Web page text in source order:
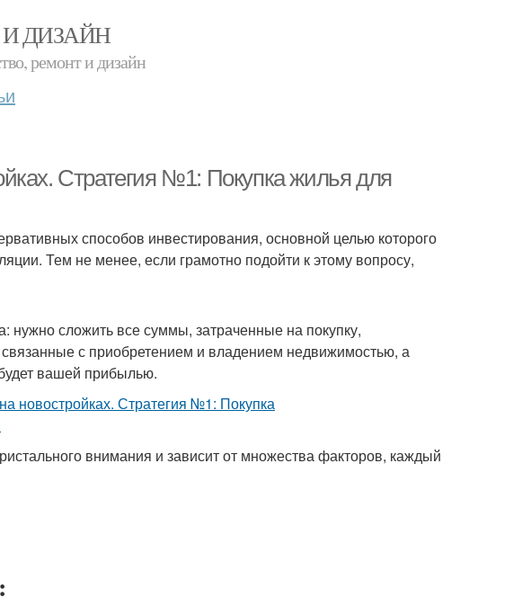
ДИЗАЙН
ремонт и дизайн
Стратегия №1: Покупка жилья для
способов инвестирования, основной целью которого
Тем не менее, если грамотно подойти к этому вопросу,
нужно сложить все суммы, затраченные на покупку,
с приобретением и владением недвижимостью, а
вашей прибылью.
внимания и зависит от множества факторов, каждый